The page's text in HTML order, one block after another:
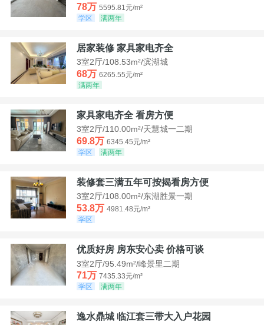
78万 5595.81元/m²
学区
满两年
居家装修 家具家电齐全
3室2厅/108.53m²/滨湖城
68万 6265.55元/m²
满两年
家具家电齐全 看房方便
3室2厅/110.00m²/天慧城一二期
69.8万 6345.45元/m²
学区
满两年
装修套三满五年可按揭看房方便
3室2厅/108.00m²/东湖胜景一期
53.8万 4981.48元/m²
学区
优质好房 房东安心卖 价格可谈
3室2厅/95.49m²/峰景里二期
71万 7435.33元/m²
学区
满两年
逸水鼎城 临江套三带大入户花园